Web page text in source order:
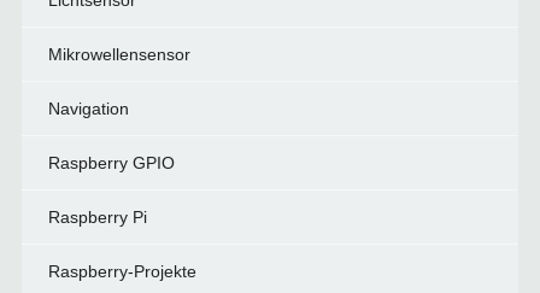
Mikrowellensensor
Navigation
Raspberry GPIO
Raspberry Pi
Raspberry-Projekte